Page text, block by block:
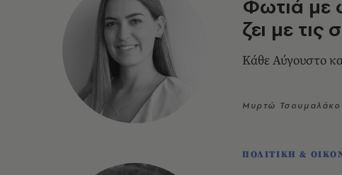
Φωτιά με
ζει με τις
Κάθε Αύγουστο
Μυρτώ
ΠΟΛΙΤΙΚΗ &